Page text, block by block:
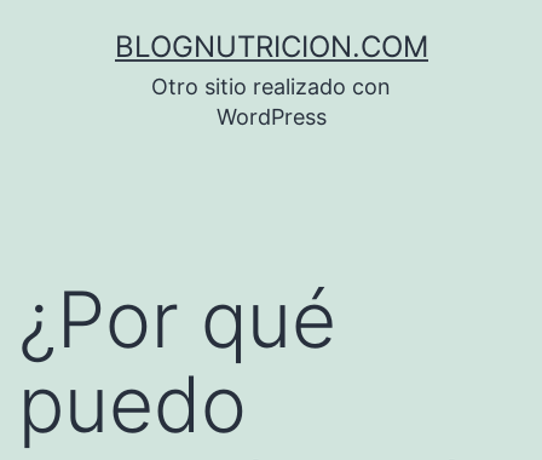
BLOGNUTRICION.COM
Otro sitio realizado con
WordPress
¿Por qué
puedo